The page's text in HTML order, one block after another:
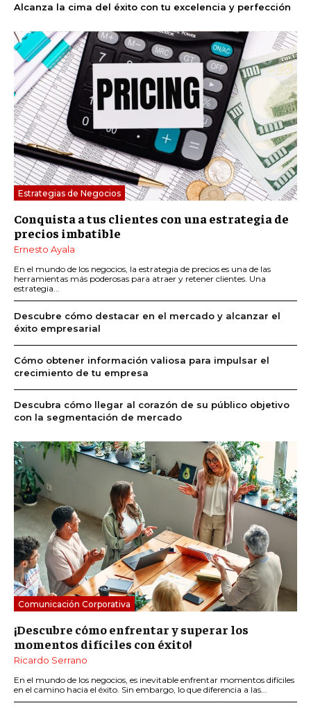
Alcanza la cima del éxito con tu excelencia y perfección
Estrategias de Negocios
Conquista a tus clientes con una estrategia de
precios imbatible
Ernesto Ayala
En el mundo de los negocios, la estrategia de precios es una de las
herramientas más poderosas para atraer y retener clientes. Una
estrategia...
Descubre cómo destacar en el mercado y alcanzar el
éxito empresarial
Cómo obtener información valiosa para impulsar el
crecimiento de tu empresa
Descubra cómo llegar al corazón de su público objetivo
con la segmentación de mercado
Comunicación Corporativa
¡Descubre cómo enfrentar y superar los
momentos difíciles con éxito!
Ricardo Serrano
En el mundo de los negocios, es inevitable enfrentar momentos difíciles
en el camino hacia el éxito. Sin embargo, lo que diferencia a las...